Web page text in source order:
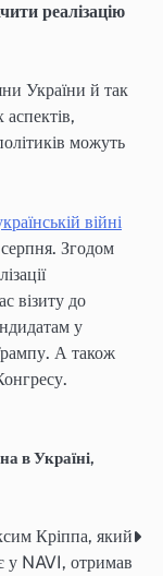
реалізацію
України й так
можуть
війні
Згодом
візиту до
у
А також
в Україні,
Кріппа, який
у NAVI, отримав